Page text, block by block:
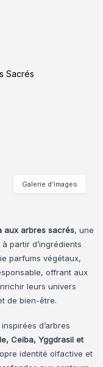
aux arbres sacrés, une
partir d’ingrédients
parfums végétaux,
offrant aux
leurs univers
de bien-être.
d’arbres
Ceiba, Yggdrasil et
identité olfactive et
Galerie d’images